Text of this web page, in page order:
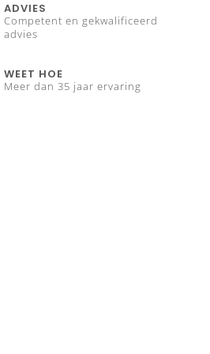
ADVIES
Competent en gekwalificeerd
advies
WEET HOE
Meer dan 35 jaar ervaring